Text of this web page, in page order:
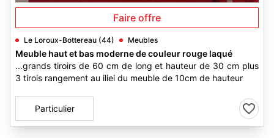
Faire offre
Le Loroux-Bottereau (44) Meubles
Meuble haut et bas moderne de couleur rouge laqué
...grands tiroirs de 60 cm de long et hauteur de 30 cm plus
3 tirois rangement au iliei du meuble de 10cm de hauteur
Particulier